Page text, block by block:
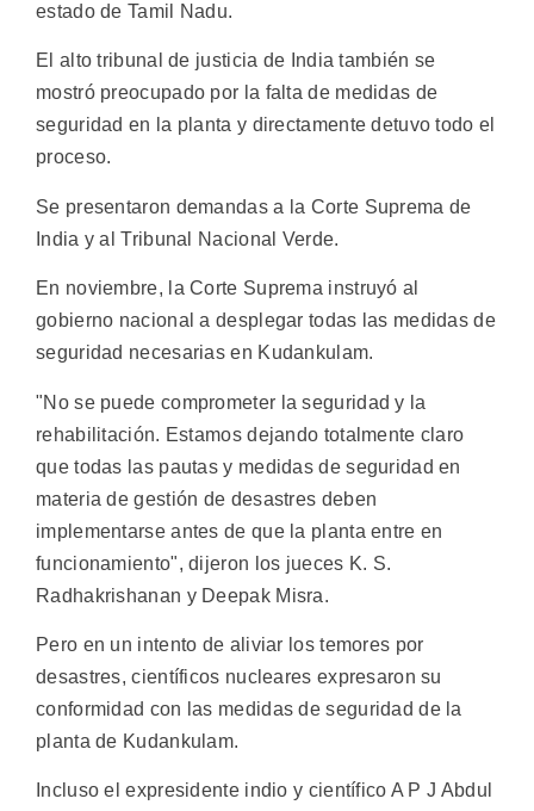
estado de Tamil Nadu.
El alto tribunal de justicia de India también se
mostró preocupado por la falta de medidas de
seguridad en la planta y directamente detuvo todo el
proceso.
Se presentaron demandas a la Corte Suprema de
India y al Tribunal Nacional Verde.
En noviembre, la Corte Suprema instruyó al
gobierno nacional a desplegar todas las medidas de
seguridad necesarias en Kudankulam.
"No se puede comprometer la seguridad y la
rehabilitación. Estamos dejando totalmente claro
que todas las pautas y medidas de seguridad en
materia de gestión de desastres deben
implementarse antes de que la planta entre en
funcionamiento", dijeron los jueces K. S.
Radhakrishanan y Deepak Misra.
Pero en un intento de aliviar los temores por
desastres, científicos nucleares expresaron su
conformidad con las medidas de seguridad de la
planta de Kudankulam.
Incluso el expresidente indio y científico A P J Abdul